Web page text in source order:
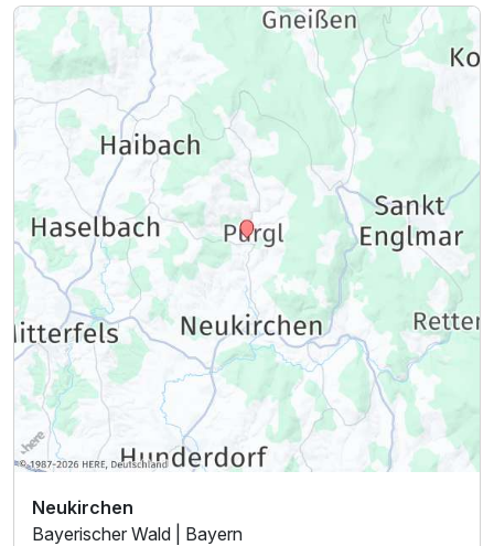
Neukirchen
Bayerischer Wald | Bayern